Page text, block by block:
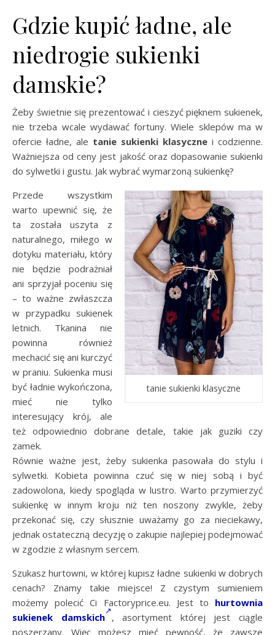
Gdzie kupić ładne, ale
niedrogie sukienki
damskie?
Żeby świetnie się prezentować i cieszyć pięknem sukienek,
nie trzeba wcale wydawać fortuny. Wiele sklepów ma w
ofercie ładne, ale tanie sukienki klasyczne i codzienne.
Ważniejsza od ceny jest jakość oraz dopasowanie sukienki
do sylwetki i gustu. Jak wybrać wymarzoną sukienkę?
tanie sukienki klasyczne
Przede wszystkim
warto upewnić się, że
ta została uszyta z
naturalnego, miłego w
dotyku materiału, który
nie będzie podrażniał
ani sprzyjał poceniu się
– to ważne zwłaszcza
w przypadku sukienek
letnich. Tkanina nie
powinna również
mechacić się ani kurczyć
w praniu. Sukienka musi
być ładnie wykończona,
mieć nie tylko
interesujący krój, ale
też odpowiednio dobrane detale, takie jak guziki czy
zamek.
Równie ważne jest, żeby sukienka pasowała do stylu i
sylwetki. Kobieta powinna czuć się w niej sobą i być
zadowolona, kiedy spogląda w lustro. Warto przymierzyć
sukienkę w innym kroju niż ten noszony zwykle, żeby
przekonać się, czy słusznie uważamy go za nieciekawy,
jednak ostateczną decyzję o zakupie najlepiej podejmować
w zgodzie z własnym sercem.
Szukasz hurtowni, w której kupisz ładne sukienki w dobrych
cenach? Znamy takie miejsce! Z czystym sumieniem
możemy polecić Ci Factoryprice.eu. Jest to hurtownia
sukienek damskich
, asortyment której jest ciągle
poszerzany. Więc możesz mieć pewność, że zawsze